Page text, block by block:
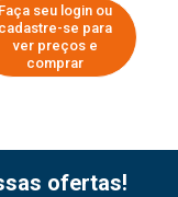
Faça seu login ou
cadastre-se para
ver preços e
comprar
ofertas!